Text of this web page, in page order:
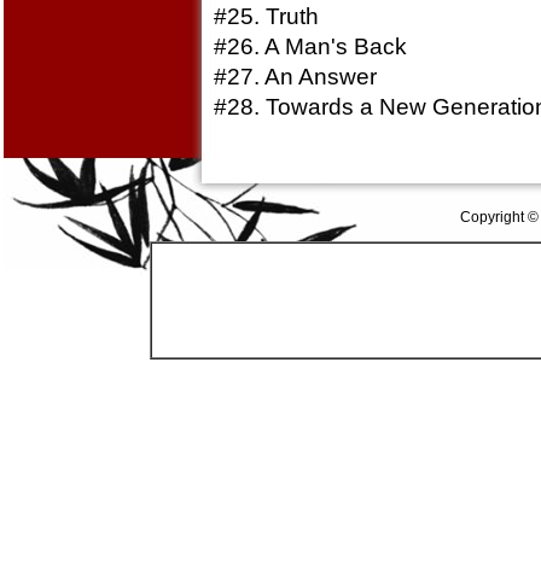
#25. Truth
#26. A Man's Back
#27. An Answer
#28. Towards a New
Copyright ©